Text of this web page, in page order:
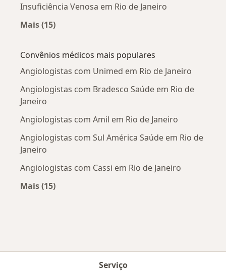
Insuficiência Venosa em Rio de Janeiro
Mais (15)
Convênios médicos mais populares
Angiologistas com Unimed em Rio de Janeiro
Angiologistas com Bradesco Saúde em Rio de
Janeiro
Angiologistas com Amil em Rio de Janeiro
Angiologistas com Sul América Saúde em Rio de
Janeiro
Angiologistas com Cassi em Rio de Janeiro
Mais (15)
Serviço